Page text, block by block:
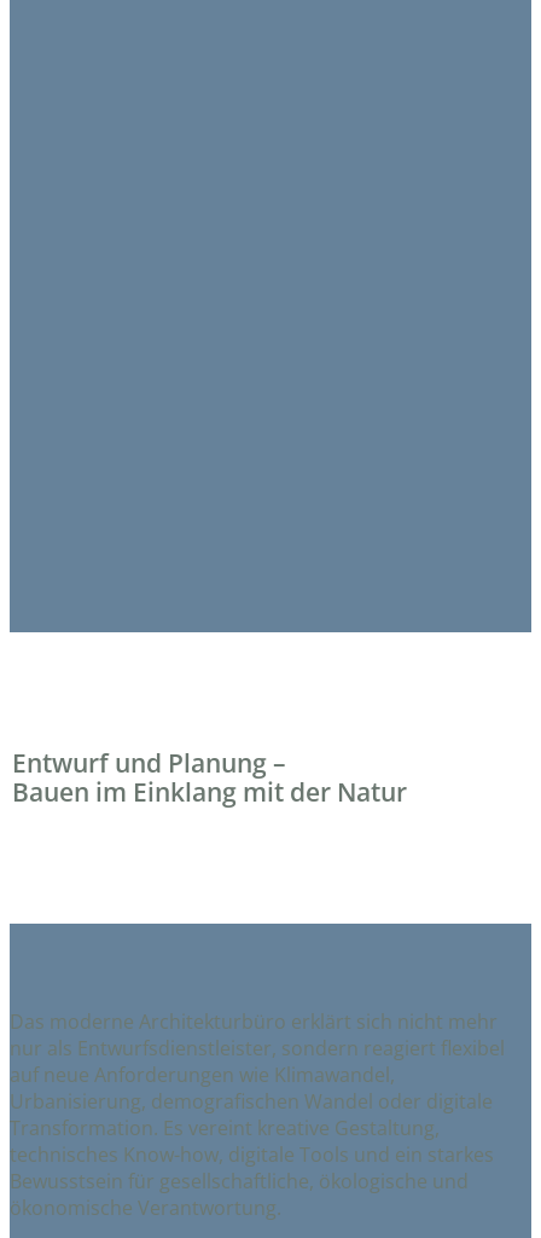
Entwurf und Planung –
Bauen im Einklang mit der Natur
Das moderne Architekturbüro erklärt sich nicht mehr
nur als Entwurfsdienstleister, sondern reagiert flexibel
auf neue Anforderungen wie Klimawandel,
Urbanisierung, demografischen Wandel oder digitale
Transformation. Es vereint kreative Gestaltung,
technisches Know-how, digitale Tools und ein starkes
Bewusstsein für gesellschaftliche, ökologische und
ökonomische Verantwortung.